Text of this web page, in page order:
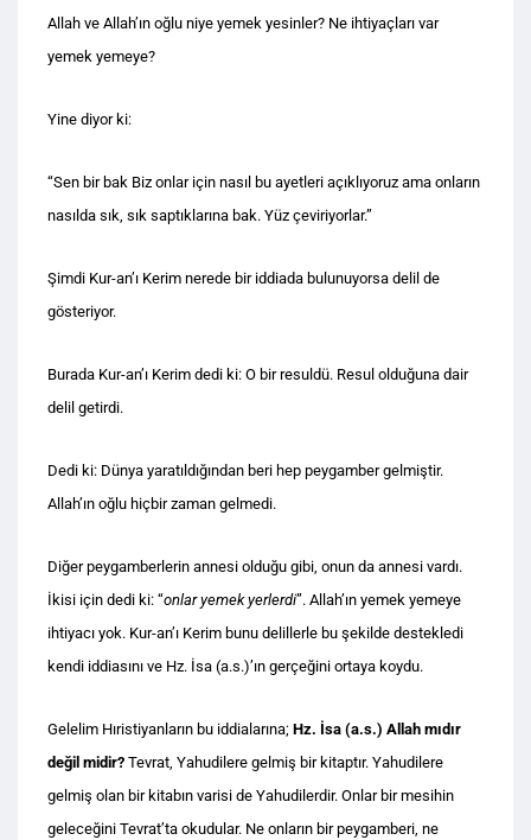
Allah ve Allah’ın oğlu niye yemek yesinler? Ne ihtiyaçları var
yemek yemeye?
Yine diyor ki:
“Sen bir bak Biz onlar için nasıl bu ayetleri açıklıyoruz ama onların
nasılda sık, sık saptıklarına bak. Yüz çeviriyorlar.”
Şimdi Kur-an’ı Kerim nerede bir iddiada bulunuyorsa delil de
gösteriyor.
Burada Kur-an’ı Kerim dedi ki: O bir resuldü. Resul olduğuna dair
delil getirdi.
Dedi ki: Dünya yaratıldığından beri hep peygamber gelmiştir.
Allah’ın oğlu hiçbir zaman gelmedi.
Diğer peygamberlerin annesi olduğu gibi, onun da annesi vardı.
İkisi için dedi ki: “onlar yemek yerlerdi”. Allah’ın yemek yemeye
ihtiyacı yok. Kur-an’ı Kerim bunu delillerle bu şekilde destekledi
kendi iddiasını ve Hz. İsa (a.s.)’ın gerçeğini ortaya koydu.
Gelelim Hıristiyanların bu iddialarına; Hz. İsa (a.s.) Allah mıdır
değil midir? Tevrat, Yahudilere gelmiş bir kitaptır. Yahudilere
gelmiş olan bir kitabın varisi de Yahudilerdir. Onlar bir mesihin
geleceğini Tevrat’ta okudular. Ne onların bir peygamberi, ne